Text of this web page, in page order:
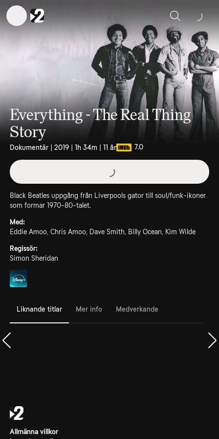
Sök
Everything - The Real Thing
Story
Dokumentär | 2019 | 1h 34m | 11 år 7.0
Black Beatles uppgång från Liverpools gator till soul/funk-ikoner
som formar 1970-80-talet.
Med:
Eddie Amoo, Chris Amoo, Dave Smith, Billy Ocean, Kim Wilde
Regissör:
Simon Sheridan
Liknande titlar Mer info Medverkande
Allmänna villkor